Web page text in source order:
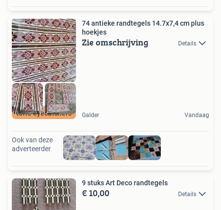
toffe eyecatchers
74 antieke randtegels 14.7x7,4 cm plus
hoekjes
Zie omschrijving Details
Galder Vandaag
Ook van deze
adverteerder
9 stuks Art Deco randtegels
€ 10,00 Details